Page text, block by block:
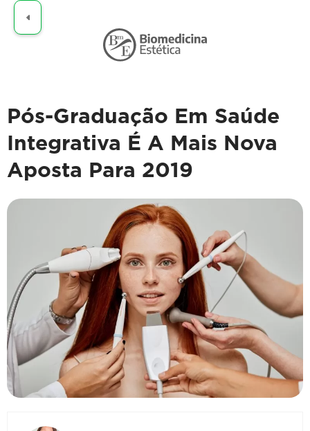
Pós-Graduação Em Saúde
Integrativa É A Mais Nova
Aposta Para 2019